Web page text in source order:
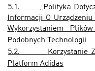
5.1.
„Polityka
Informacji O
Wykorzystaniem
Podobnych Technologii
5.2.
Korzystanie
Platform Adidas